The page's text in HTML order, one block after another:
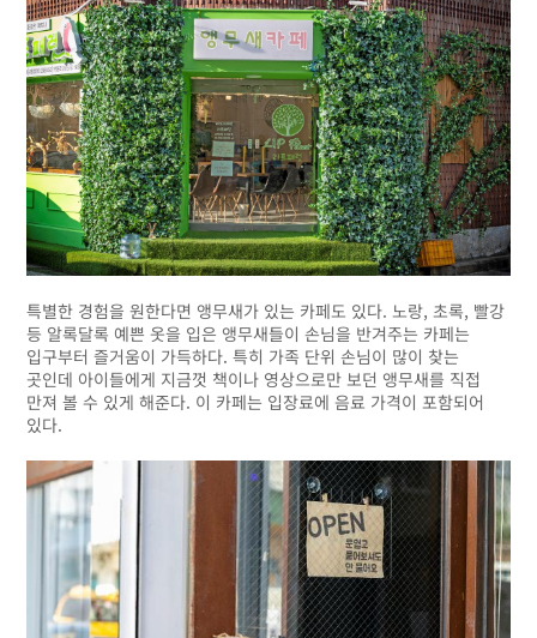
특별한 경험을 원한다면 앵무새가 있는 카페도 있다. 노랑, 초록, 빨강
등 알록달록 예쁜 옷을 입은 앵무새들이 손님을 반겨주는 카페는
입구부터 즐거움이 가득하다. 특히 가족 단위 손님이 많이 찾는
곳인데 아이들에게 지금껏 책이나 영상으로만 보던 앵무새를 직접
만져 볼 수 있게 해준다. 이 카페는 입장료에 음료 가격이 포함되어
있다.